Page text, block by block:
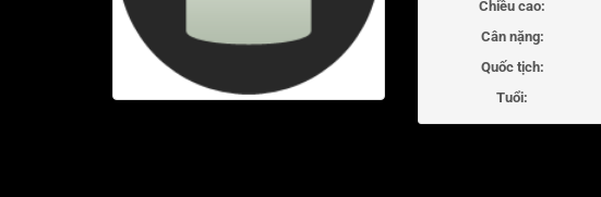
Chiều cao:
Cân nặng:
Quốc tịch:
Tuổi: